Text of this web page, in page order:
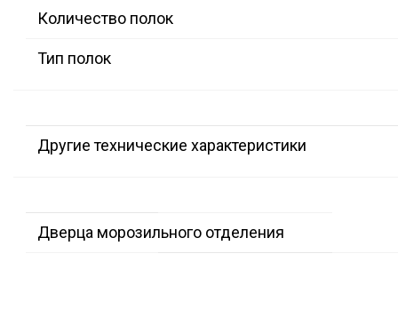
Количество полок
Тип полок
Другие технические характеристики
Дверца морозильного отделения